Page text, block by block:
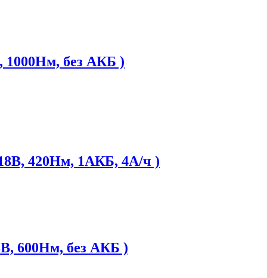
1000Нм, без АКБ )
420Нм, 1АКБ, 4А/ч )
600Нм, без АКБ )